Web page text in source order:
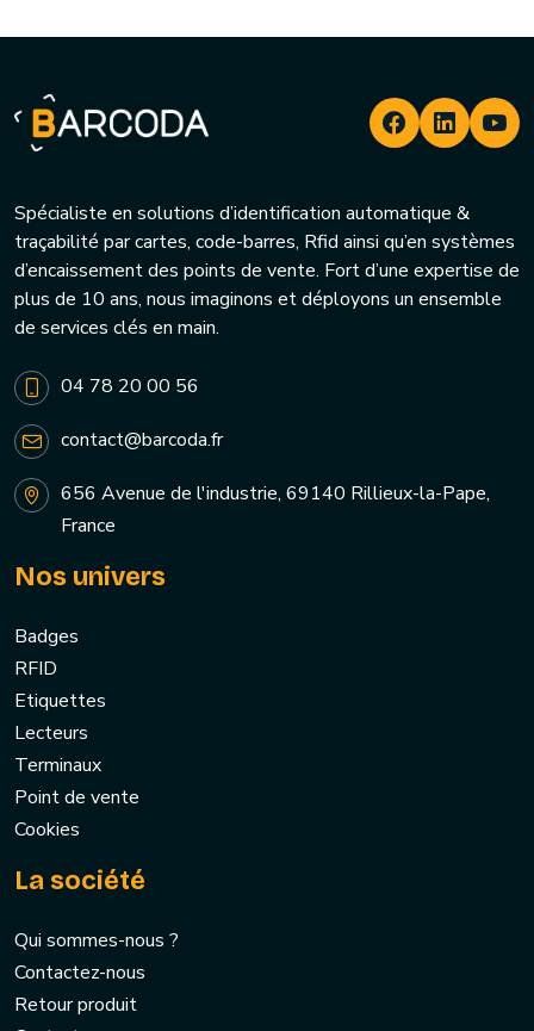
Spécialiste en solutions d’identification automatique &
traçabilité par cartes, code-barres, Rfid ainsi qu’en systèmes
d’encaissement des points de vente. Fort d’une expertise de
plus de 10 ans, nous imaginons et déployons un ensemble
de services clés en main.
04 78 20 00 56
contact@barcoda.fr
656 Avenue de l'industrie, 69140 Rillieux-la-Pape,
France
Nos univers
Badges
RFID
Etiquettes
Lecteurs
Terminaux
Point de vente
Cookies
La société
Qui sommes-nous ?
Contactez-nous
Retour produit